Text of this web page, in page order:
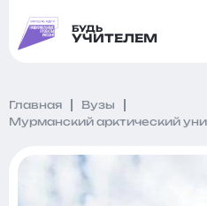
БУДЬ
УЧИТЕЛЕМ
Главная
Вузы
Мурманский арктический